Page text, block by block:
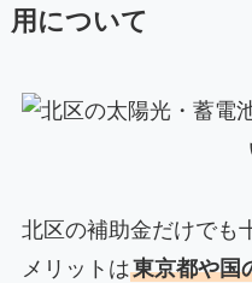
用について
北区の補助金だけでも
メリットは東京都や国